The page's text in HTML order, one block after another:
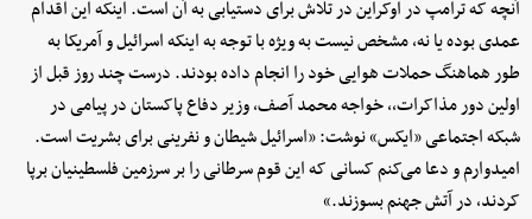
آنچه که ترامپ در اوکراین در تلاش برای دستیابی به آن است. اینکه این اقدام
عمدی بوده یا نه، مشخص نیست به ویژه با توجه به اینکه اسرائیل و آمریکا به
طور هماهنگ حملات هوایی خود را انجام داده بودند. درست چند روز قبل از
اولین دور مذاکرات،، خواجه محمد آصف، وزیر دفاع پاکستان در پیامی در
شبکه اجتماعی «ایکس» نوشت: «اسرائیل شیطان و نفرینی برای بشریت است.
امیدوارم و دعا می‌کنم کسانی که این قوم سرطانی را بر سرزمین فلسطینیان برپا
کردند، در آتش جهنم بسوزند.»